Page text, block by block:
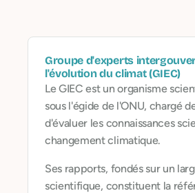
Groupe d'experts
l'évolution du climat (GIEC)
Le GIEC est un organisme
sous l'égide de l'ONU, chargé
d'évaluer les connaissances
changement climatique.
Ses rapports, fondés sur un
scientifique, constituent la